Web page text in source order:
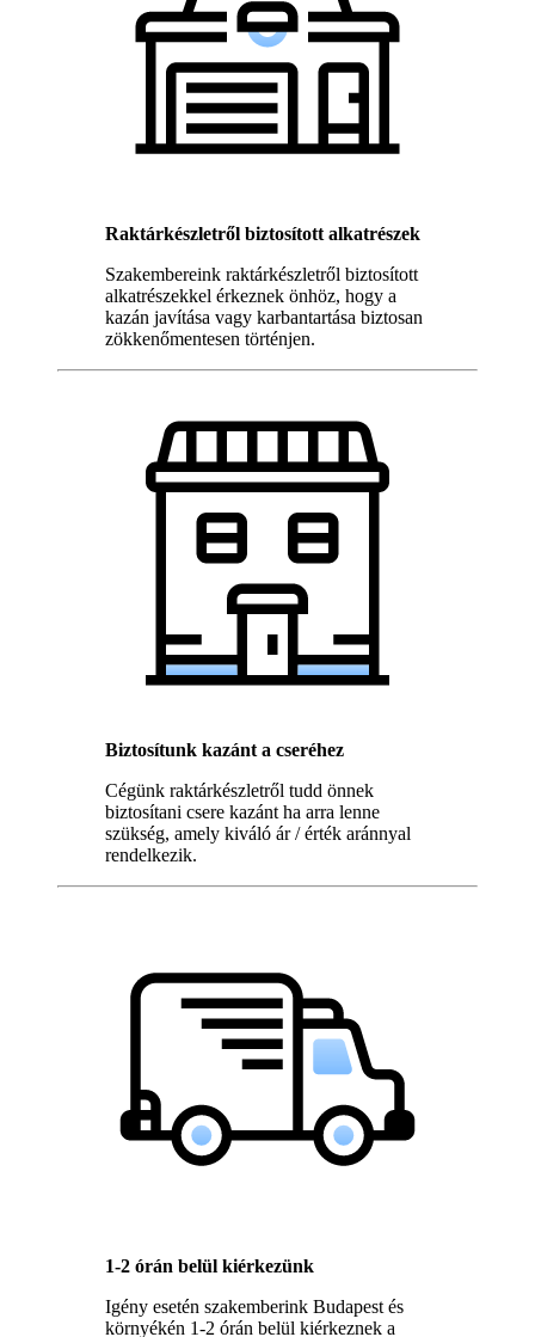
Raktárkészletről biztosított alkatrészek
Szakembereink raktárkészletről biztosított
alkatrészekkel érkeznek önhöz, hogy a
kazán javítása vagy karbantartása biztosan
zökkenőmentesen történjen.
Biztosítunk kazánt a cseréhez
Cégünk raktárkészletről tudd önnek
biztosítani csere kazánt ha arra lenne
szükség, amely kiváló ár / érték aránnyal
rendelkezik.
1-2 órán belül kiérkezünk
Igény esetén szakemberink Budapest és
környékén 1-2 órán belül kiérkeznek a